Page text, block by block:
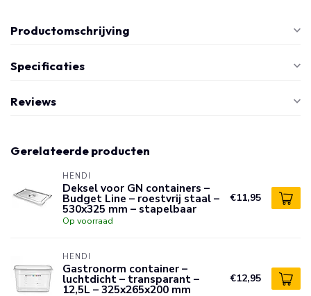
Productomschrijving
Specificaties
Reviews
Gerelateerde producten
HENDI
Deksel voor GN containers –
Budget Line – roestvrij staal –
530x325 mm – stapelbaar
Op voorraad
€11,95
HENDI
Gastronorm container –
luchtdicht – transparant –
12,5L – 325x265x200 mm
€12,95